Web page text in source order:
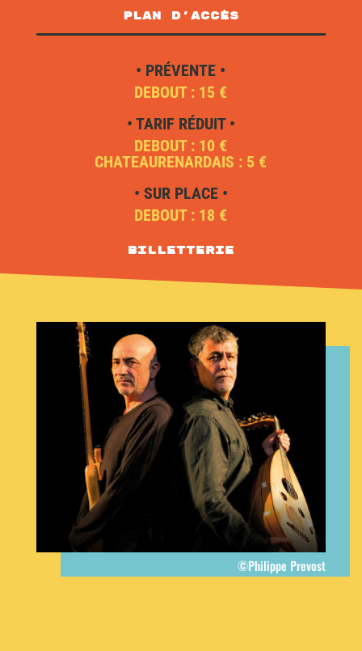
plan d'accès
• PRÉVENTE •
DEBOUT : 15 €
• TARIF RÉDUIT •
DEBOUT : 10 €
CHATEAURENARDAIS : 5 €
• SUR PLACE •
DEBOUT : 18 €
Billetterie
©Philippe Prevost